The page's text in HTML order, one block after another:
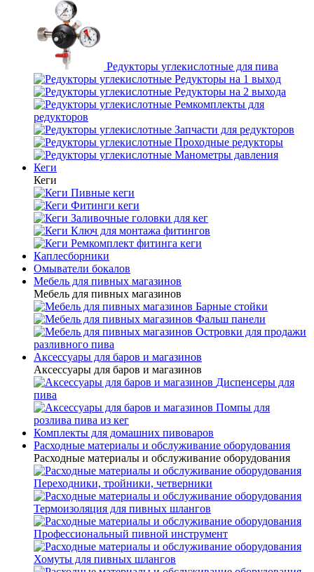
Редукторы углекислотные для пива
Редукторы на 1 выход
Редукторы на 2 выхода
Ремкомплекты для
редукторов
Запчасти для редукторов
Проходные редукторы
Манометры давления
Кеги
Кеги
Пивные кеги
Фитинги кеги
Заливочные головки для кег
Ключ для монтажа фитингов
Ремкомплект фитинга кеги
Каплесборники
Омыватели бокалов
Мебель для пивных магазинов
Мебель для пивных магазинов
Барные стойки
Фальш панели
Островки для продажи
разливного пива
Аксессуары для баров и магазинов
Аксессуары для баров и магазинов
Диспенсеры для
пива
Помпы для
розлива пива из кег
Комплекты для домашних пивоваров
Расходные материалы и обслуживание оборудования
Расходные материалы и обслуживание оборудования
Переходники, тройники, четверники
Термоизоляция для пивных шлангов
Профессиональный пивной инструмент
Хомуты для пивных шлангов